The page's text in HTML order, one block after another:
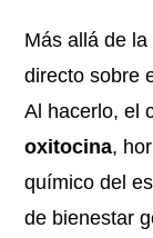
Más allá de
directo sobre
Al hacerlo, el
oxitocina,
químico del
de bienestar